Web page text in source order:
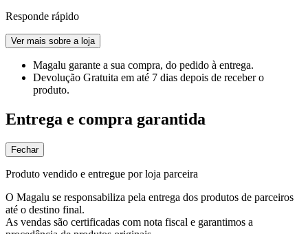
Responde rápido
Ver mais sobre a loja
Magalu garante a sua compra, do pedido à entrega.
Devolução Gratuita em até 7 dias depois de receber o
produto.
Entrega e compra garantida
Fechar
Produto vendido e entregue por loja parceira
O Magalu se responsabiliza pela entrega dos produtos de parceiros
até o destino final.
As vendas são certificadas com nota fiscal e garantimos a